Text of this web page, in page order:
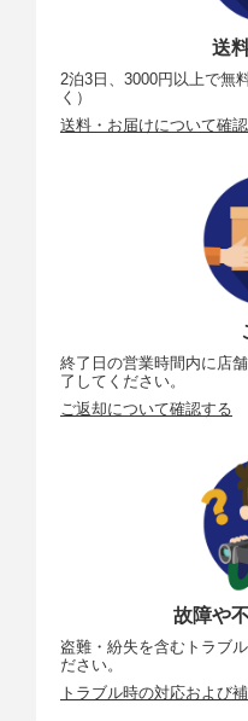
送
2泊3日、3000円以上で無
く）
送料・お届けについて確
終了日の営業時間内に店
了してください。
ご返却について確認する
故障や
盗難・紛失を含むトラブ
ださい。
トラブル時の対応および